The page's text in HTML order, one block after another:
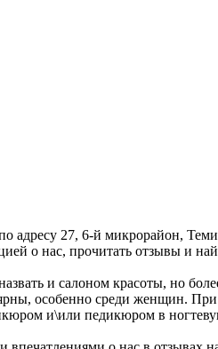
адресу 27, 6-й микрорайон,
о нас, прочитать отзывы и
и салоном красоты, но
особенно среди женщин.
и\или педикюром в